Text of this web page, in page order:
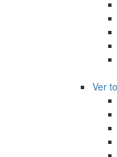
Ver